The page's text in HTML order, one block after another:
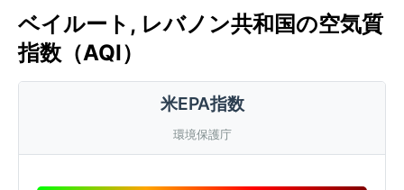
ベイルート, レバノン共和国の空気質
指数（AQI）
米EPA指数
環境保護庁